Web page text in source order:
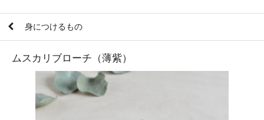
身につけるもの
ムスカリブローチ（薄紫）